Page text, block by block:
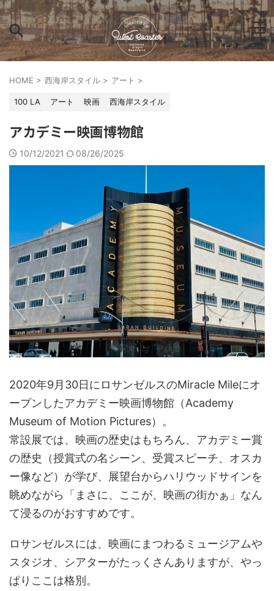
HOME > 西海岸スタイル > アート >
100 LA アート 映画 西海岸スタイル
アカデミー映画博物館
10/12/2021 08/26/2025
2020年9月30日にロサンゼルスのMiracle Mileにオ
ープンしたアカデミー映画博物館（Academy
Museum of Motion Pictures）。
常設展では、映画の歴史はもちろん、アカデミー賞
の歴史（授賞式の名シーン、受賞スピーチ、オスカ
ー像など）が学び、展望台からハリウッドサインを
眺めながら「まさに、ここが、映画の街かぁ」なん
て浸るのがおすすめです。
ロサンゼルスには、映画にまつわるミュージアムや
スタジオ、シアターがたっくさんありますが、やっ
ぱりここは格別。